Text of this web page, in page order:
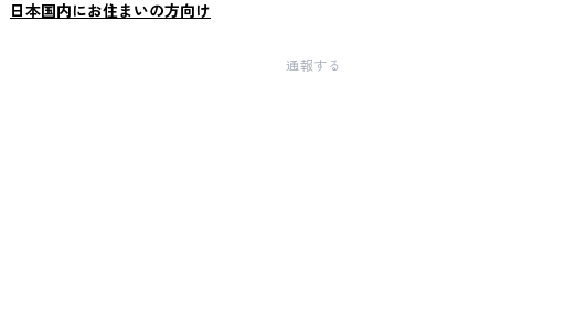
日本国内にお住まいの方向け
通報する